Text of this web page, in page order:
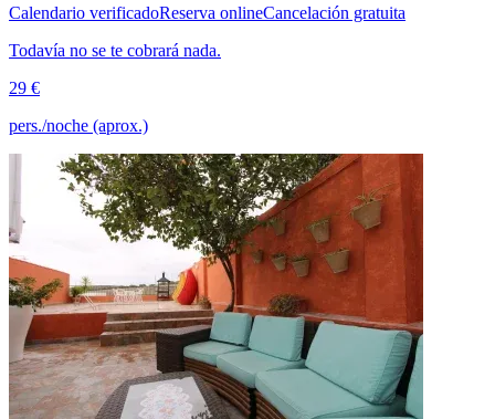
Calendario verificadoReserva onlineCancelación gratuita
Todavía no se te cobrará nada.
29 €
pers./noche (aprox.)